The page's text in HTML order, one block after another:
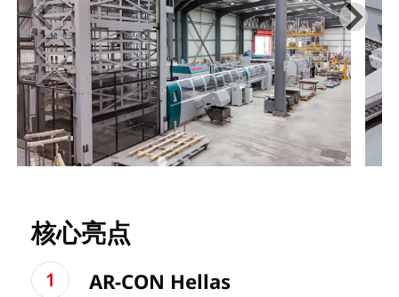
核心亮点
AR-CON Hellas